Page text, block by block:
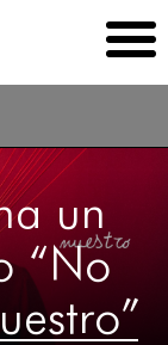
un
“No